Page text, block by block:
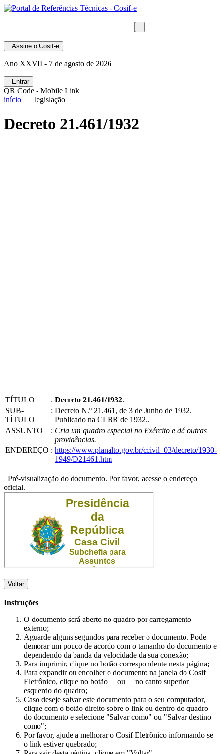
Assine o Cosif-e
Ano XXVII - 7 de agosto de 2026
Entrar
QR Code - Mobile Link
início | legislação
Decreto 21.461/1932
TÍTULO : Decreto 21.461/1932.
SUB-
TÍTULO
: Decreto N.º 21.461, de 3 de Junho de 1932.
Publicado na CLBR de 1932..
ASSUNTO
: Cria um quadro especial no Exército e dá outras
providências.
ENDEREÇO : https://www.planalto.gov.br/ccivil_03/decreto/1930-
1949/D21461.htm
Pré-visualização do documento. Por favor, acesse o endereço
oficial.
Voltar
Instruções
O documento será aberto no quadro por carregamento
externo;
Aguarde alguns segundos para receber o documento. Pode
demorar um pouco de acordo com o tamanho do documento e
dependendo da banda da velocidade da sua conexão;
Para imprimir, clique no botão correspondente nesta página;
Para expandir ou encolher o documento na janela do Cosif
Eletrônico, clique no botão
ou
no canto superior
esquerdo do quadro;
Caso deseje salvar este documento para o seu computador,
clique com o botão direito sobre o link ou dentro do quadro
do documento e selecione "Salvar como" ou "Salvar destino
como";
Por favor, ajude a melhorar o Cosif Eletrônico informando se
o link estiver quebrado;